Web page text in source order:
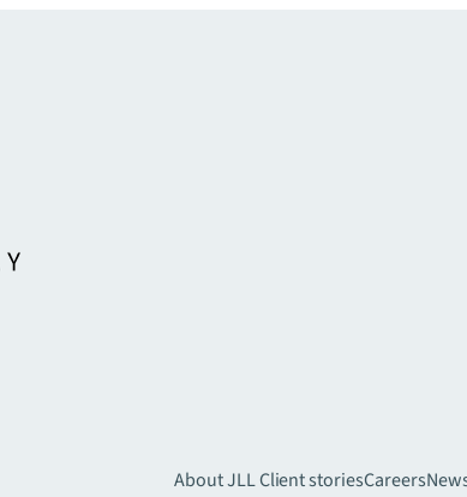
About JLLClient storiesCareers